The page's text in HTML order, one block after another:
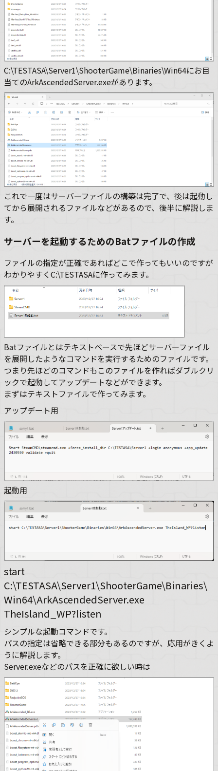
C:\TESTASA\Server1\ShooterGame\Binaries\Win64にお目
当てのArkAscendedServer.exeがあります。
これで一度はサーバーファイルの構築は完了で、後は起動し
てから展開されるファイルなどがあるので、後半に解説しま
す。
サーバーを起動するためのBatファイルの作成
ファイルの指定が正確であればどこで作ってもいいのですが
わかりやすくC:\TESTASAに作ってみます。
Batファイルとはテキストベースで先ほどサーバーファイル
を展開したようなコマンドを実行するためのファイルです。
つまり先ほどのコマンドもこのファイルを作ればダブルクリ
ックで起動してアップデートなどができます。
まずはテキストファイルで作ってみます。
アップデート用
起動用
start
C:\TESTASA\Server1\ShooterGame\Binaries\
Win64\ArkAscendedServer.exe
TheIsland_WP?listen
シンプルな起動コマンドです。
パスの指定は省略できる部分もあるのですが、応用がきくよ
うに解説します。
Server.exeなどのパスを正確に欲しい時は